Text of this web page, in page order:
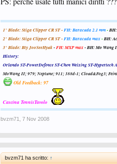
1° Blade: Stiga Clipper CR ST -FH: Baracuda 2.1 mm-
2° Blade: Stiga Clipper CR ST -FH: Baracuda max-BH:
3° Blade:Bty JooSeeHyuk-FH: MXP max-BH: Mo Wang
History:
Orlando ST-PowerDefence ST-Chen Weixing ST-
MoWang II; 979; Neptune; 911; 388d-1; Cloud&Fog3;
Old Feedback: 97
Cascina TennisTavolo
bvzm71 7 Nov 2008
bvzm71 ha scritto: ↑